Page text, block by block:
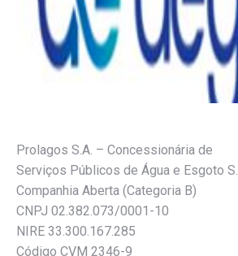
Prolagos S.A. – Concessionária de
Serviços Públicos de Água e Esgoto
Companhia Aberta (Categoria B)
CNPJ 02.382.073/0001-10
NIRE 33.300.167.285
Código CVM 2346-9